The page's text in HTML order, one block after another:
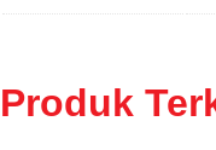
Produk